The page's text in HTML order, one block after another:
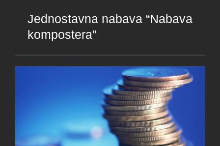
Jednostavna nabava “Nabava
kompostera”